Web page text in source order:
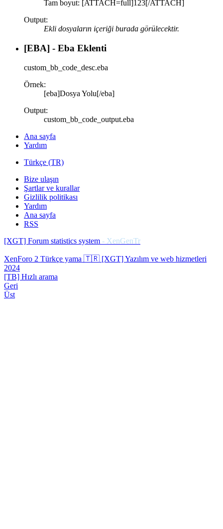
Tam boyut: [ATTACH=full]123[/ATTACH]
Output:
Ekli dosyaların içeriği burada görülecektir.
[EBA] - Eba Eklenti
custom_bb_code_desc.eba
Örnek:
[eba]Dosya Yolu[/eba]
Output:
custom_bb_code_output.eba
Ana sayfa
Yardım
Türkçe (TR)
Bize ulaşın
Şartlar ve kurallar
Gizlilik politikası
Yardım
Ana sayfa
RSS
[XGT] Forum statistics system - XenGenTr
XenForo 2 Türkçe yama 🇹🇷 [XGT] Yazılım ve web hizmetleri
2024
[TB] Hızlı arama
Geri
Üst